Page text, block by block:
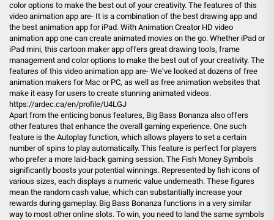
color options to make the best out of your creativity. The features of this
video animation app are- It is a combination of the best drawing app and
the best animation app for iPad. With Animation Creator HD video
animation app one can create animated movies on the go. Whether iPad or
iPad mini, this cartoon maker app offers great drawing tools, frame
management and color options to make the best out of your creativity. The
features of this video animation app are- We’ve looked at dozens of free
animation makers for Mac or PC, as well as free animation websites that
make it easy for users to create stunning animated videos.
https://ardec.ca/en/profile/U4LGJ
Apart from the enticing bonus features, Big Bass Bonanza also offers
other features that enhance the overall gaming experience. One such
feature is the Autoplay function, which allows players to set a certain
number of spins to play automatically. This feature is perfect for players
who prefer a more laid-back gaming session. The Fish Money Symbols
significantly boosts your potential winnings. Represented by fish icons of
various sizes, each displays a numeric value underneath. These figures
mean the random cash value, which can substantially increase your
rewards during gameplay. Big Bass Bonanza functions in a very similar
way to most other online slots. To win, you need to land the same symbols